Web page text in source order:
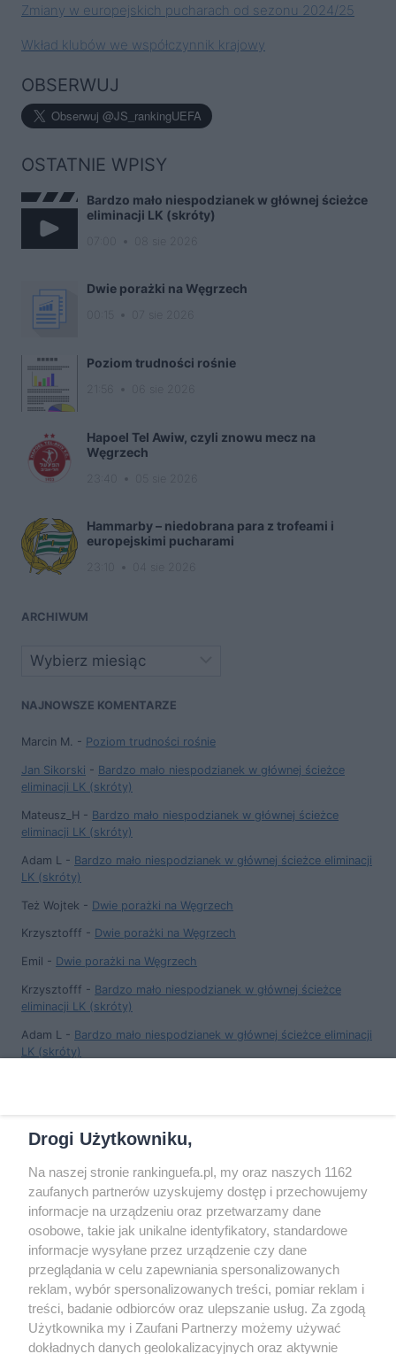
Zmiany w europejskich pucharach od sezonu 2024/25
Wkład klubów we współczynnik krajowy
OBSERWUJ
OSTATNIE WPISY
Bardzo mało niespodzianek w głównej ścieżce
eliminacji LK (skróty)
Dwie porażki na Węgrzech
Poziom trudności rośnie
Hapoel Tel Awiw, czyli znowu mecz na
Węgrzech
Hammarby – niedobrana para z trofeami i
europejskimi pucharami
ARCHIWUM
Archiwa
NAJNOWSZE KOMENTARZE
Marcin M. - Poziom trudności rośnie
Jan Sikorski - Bardzo mało niespodzianek w głównej ścieżce
eliminacji LK (skróty)
Mateusz_H - Bardzo mało niespodzianek w głównej ścieżce
eliminacji LK (skróty)
Adam L - Bardzo mało niespodzianek w głównej ścieżce eliminacji
LK (skróty)
Też Wojtek - Dwie porażki na Węgrzech
Krzysztofff - Dwie porażki na Węgrzech
Emil - Dwie porażki na Węgrzech
Krzysztofff - Bardzo mało niespodzianek w głównej ścieżce
eliminacji LK (skróty)
Adam L - Bardzo mało niespodzianek w głównej ścieżce eliminacji
LK (skróty)
COPYRIGHT
© Jan Sikorski 2009-2026, Rankinguefa.pl.
Wszystkie prawa zastrzeżone.
Wykonanie: Strony Internetowe Warszawa
Drogi Użytkowniku,
Na naszej stronie rankinguefa.pl, my oraz naszych 1162
zaufanych partnerów uzyskujemy dostęp i przechowujemy
informacje na urządzeniu oraz przetwarzamy dane
osobowe, takie jak unikalne identyfikatory, standardowe
informacje wysyłane przez urządzenie czy dane
przeglądania w celu zapewniania spersonalizowanych
reklam, wybór spersonalizowanych treści, pomiar reklam i
treści, badanie odbiorców oraz ulepszanie usług. Za zgodą
Użytkownika my i Zaufani Partnerzy możemy używać
dokładnych danych geolokalizacyjnych oraz aktywnie